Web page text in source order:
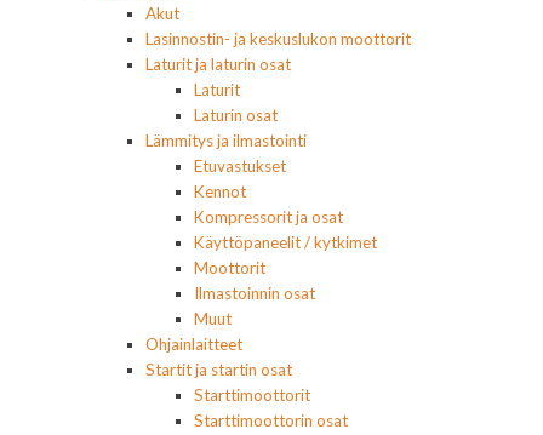
Akut
Lasinnostin- ja keskuslukon moottorit
Laturit ja laturin osat
Laturit
Laturin osat
Lämmitys ja ilmastointi
Etuvastukset
Kennot
Kompressorit ja osat
Käyttöpaneelit / kytkimet
Moottorit
Ilmastoinnin osat
Muut
Ohjainlaitteet
Startit ja startin osat
Starttimoottorit
Starttimoottorin osat